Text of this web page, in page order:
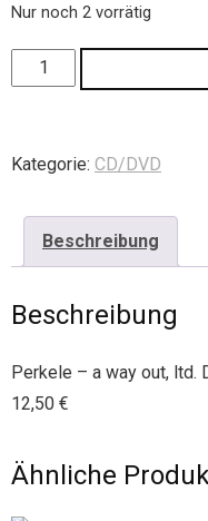
Nur noch 2 vorrätig
Kategorie: CD/DVD
Beschreibung
Beschreibung
Perkele – a way out, ltd.
12,50 €
Ähnliche